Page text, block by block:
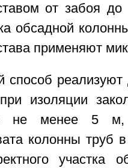
от забоя до
обсадной
применяют
способ реализуют
изоляции
не менее 5 м,
колонны труб
участка